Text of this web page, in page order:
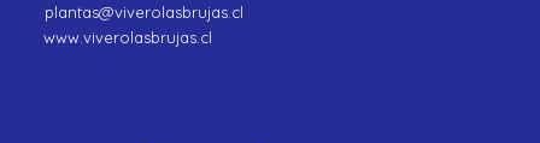
plantas@viverolasbrujas.cl
www.viverolasbrujas.cl